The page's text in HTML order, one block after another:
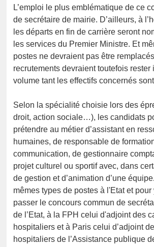
L’emploi le plus emblématique de ce
de secrétaire de mairie. D’ailleurs, à
les départs en fin de carrière seront
les services du Premier Ministre. Et
postes ne devraient pas être
recrutements devraient toutefois rester
volume tant les effectifs concernés
Selon la spécialité choisie lors des
droit, action sociale…), les candidats
prétendre au métier d’assistant en
humaines, de responsable de
communication, de gestionnaire
projet culturel ou sportif avec, dans
de gestion et d’animation d’une
mêmes types de postes à l'Etat et
passer le concours commun de
de l’Etat, à la FPH celui d'adjoint des
hospitaliers et à Paris celui d’adjoint
hospitaliers de l’Assistance publique